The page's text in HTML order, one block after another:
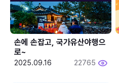
손에 손잡고, 국가유산야행으
로~
2025.09.16 22765